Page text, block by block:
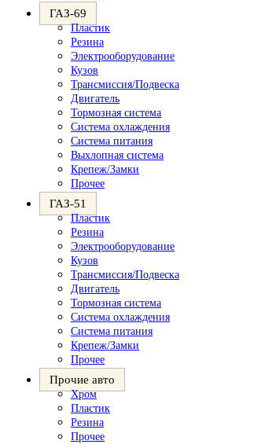
ГАЗ-69
Пластик
Резина
Электрооборудование
Кузов
Трансмиссия/Подвеска
Двигатель
Тормозная система
Система охлаждения
Система питания
Выхлопная система
Крепеж/Замки
Прочее
ГАЗ-51
Пластик
Резина
Электрооборудование
Кузов
Трансмиссия/Подвеска
Двигатель
Тормозная система
Система охлаждения
Система питания
Крепеж/Замки
Прочее
Прочие авто
Хром
Пластик
Резина
Прочее